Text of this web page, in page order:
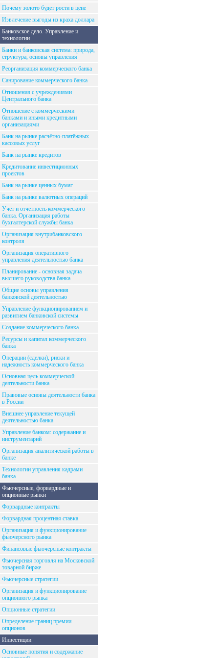
Почему золото будет рости в цене
Извлечение выгоды из краха доллара
Банковское дело. Управление и
технологии
Банки и банковская система: природа,
структура, основы управления
Реорганизация коммерческого банка
Санирование коммерческого банка
Отношения с учреждениями
Центрального банка
Отношение с коммерческими
банками и иными кредитными
организациями
Банк на рынке расчётно-платёжных
кассовых услуг
Банк на рынке кредитов
Кредитование инвестиционных
проектов
Банк на рынке ценных бумаг
Банк на рынке валютных операций
Учёт и отчетность коммерческого
банка. Организация работы
бухгалтерской службы банка
Организация внутрибанковского
контроля
Организация оперативного
управления деятельностью банка
Планирование - основная задача
высшего руководства банка
Общие основы управления
банковской деятельностью
Управление функционированием и
развитием банковской системы
Создание коммерческого банка
Ресурсы и капитал коммерческого
банка
Операции (сделки), риски и
надежность коммерческого банка
Основная цель коммерческой
деятельности банка
Правовые основы деятельности банка
в России
Внешнее управление текущей
деятельностью банка
Управление банком: содержание и
инструментарий
Организация аналитической работы в
банке
Технологии управления кадрами
банка
Фьючерсные, форвардные и
опционные рынки
Форвардные контракты
Форвардная процентная ставка
Организация и функционирование
фьючерсного рынка
Финансовые фьючерсные контракты
Фьючерсная торговля на Московской
товарной бирже
Фьючерсные стратегии
Организация и функционирование
опционного рынка
Опционные стратегии
Определение границ премии
опционов
Инвестиции
Основные понятия и содержание